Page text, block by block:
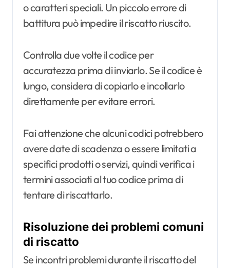
o caratteri speciali. Un piccolo errore di
battitura può impedire il riscatto riuscito.
Controlla due volte il codice per
accuratezza prima di inviarlo. Se il codice è
lungo, considera di copiarlo e incollarlo
direttamente per evitare errori.
Fai attenzione che alcuni codici potrebbero
avere date di scadenza o essere limitati a
specifici prodotti o servizi, quindi verifica i
termini associati al tuo codice prima di
tentare di riscattarlo.
Risoluzione dei problemi comuni
di riscatto
Se incontri problemi durante il riscatto del